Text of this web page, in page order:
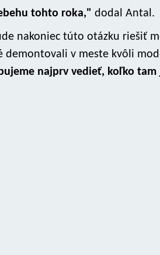
tohto roka," dodal Antal.
nakoniec túto otázku riešiť
demontovali v meste kvôli
najprv vedieť, koľko